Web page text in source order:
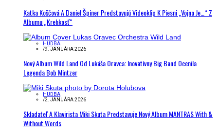
Katka Koščová A Daniel Špiner Predstavujú Videoklip K Piesni „Vojna Je…“ Z
Albumu „Krehkosť“
HUDBA
/9. JANUÁRA 2026
Nový Album Wild Land Od Lukáša Oravca: Inovatívny Big Band Ocenila
Legenda Bob Mintzer
HUDBA
/2. JANUÁRA 2026
Skladateľ A Klavirista Miki Skuta Predstavuje Nový Album MANTRAS With &
Without Words